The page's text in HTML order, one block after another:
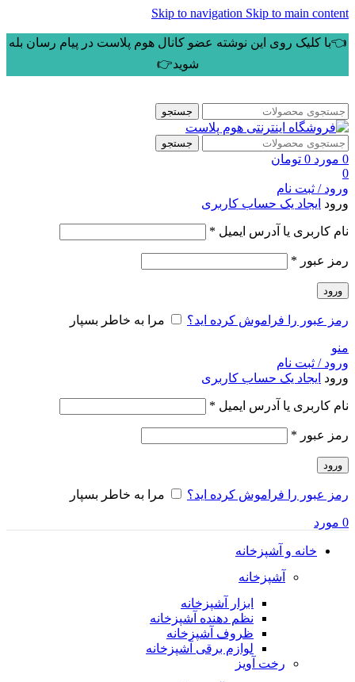
Skip to navigation Skip to main content
👈با کلیک روی این نوشته عضو کانال هوم پلاست در پیام رسان بله
شوید👉
جستجو
جستجو
0 مورد 0 تومان
0
ورود / ثبت نام
ورود ایجاد یک حساب کاربری
نام کاربری یا آدرس ایمیل *
رمز عبور *
ورود
رمز عبور را فراموش کرده اید؟ مرا به خاطر بسپار
منو
ورود / ثبت نام
ورود ایجاد یک حساب کاربری
نام کاربری یا آدرس ایمیل *
رمز عبور *
ورود
رمز عبور را فراموش کرده اید؟ مرا به خاطر بسپار
0 مورد
خانه و آشپزخانه
آشپزخانه
ابزار آشپزخانه
نظم دهنده آشپزخانه
ظروف آشپزخانه
لوازم برقی آشپزخانه
رخت آویز